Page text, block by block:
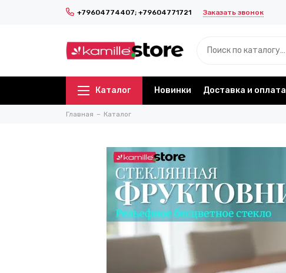
+79604774407; +79604771721 Заказать звонок
Каталог Новинки Доставка и оплата
Главная Каталог